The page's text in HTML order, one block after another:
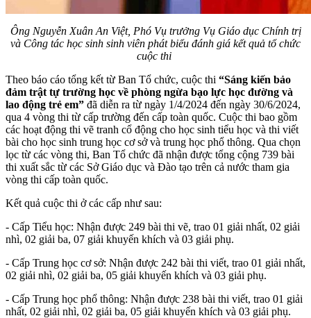
Ông Nguyễn Xuân An Việt, Phó Vụ trưởng Vụ Giáo dục Chính trị
và Công tác học sinh sinh viên phát biểu đánh giá kết quả tổ chức
cuộc thi
Theo báo cáo tổng kết từ Ban Tổ chức, cuộc thi “Sáng kiến bảo
đảm trật tự trường học về phòng ngừa bạo lực học đường và
lao động trẻ em” đã diễn ra từ ngày 1/4/2024 đến ngày 30/6/2024,
qua 4 vòng thi từ cấp trường đến cấp toàn quốc. Cuộc thi bao gồm
các hoạt động thi vẽ tranh cổ động cho học sinh tiểu học và thi viết
bài cho học sinh trung học cơ sở và trung học phổ thông. Qua chọn
lọc từ các vòng thi, Ban Tổ chức đã nhận được tổng cộng 739 bài
thi xuất sắc từ các Sở Giáo dục và Đào tạo trên cả nước tham gia
vòng thi cấp toàn quốc.
Kết quả cuộc thi ở các cấp như sau:
- Cấp Tiểu học: Nhận được 249 bài thi vẽ, trao 01 giải nhất, 02 giải
nhì, 02 giải ba, 07 giải khuyến khích và 03 giải phụ.
- Cấp Trung học cơ sở: Nhận được 242 bài thi viết, trao 01 giải nhất,
02 giải nhì, 02 giải ba, 05 giải khuyến khích và 03 giải phụ.
- Cấp Trung học phổ thông: Nhận được 238 bài thi viết, trao 01 giải
nhất, 02 giải nhì, 02 giải ba, 05 giải khuyến khích và 03 giải phụ.